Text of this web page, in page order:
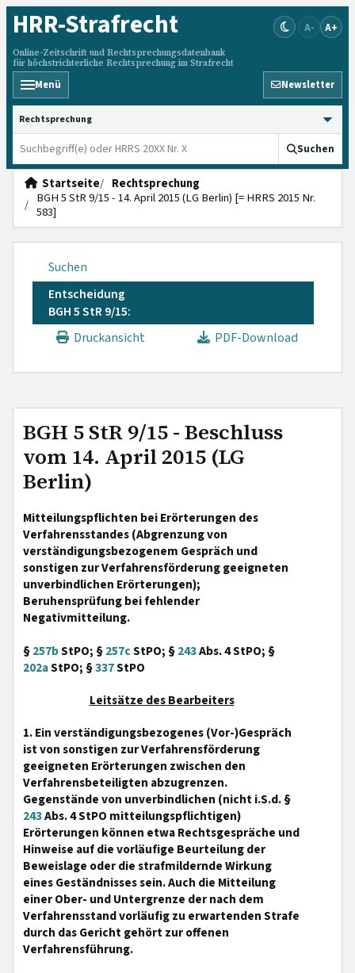
HRR-Strafrecht
Online-Zeitschrift und Rechtsprechungsdatenbank
für höchstrichterliche Rechtsprechung im Strafrecht
A- A+
Menü Newsletter
HRRS durchsuchen
Suchen
Startseite
Rechtsprechung
BGH 5 StR 9/15 - 14. April 2015 (LG Berlin) [= HRRS 2015 Nr.
583]
Suchen
Entscheidung
BGH 5 StR 9/15:
Druckansicht
PDF-Download
BGH 5 StR 9/15 - Beschluss
vom 14. April 2015 (LG
Berlin)
Mitteilungspflichten bei Erörterungen des
Verfahrensstandes (Abgrenzung von
verständigungsbezogenem Gespräch und
sonstigen zur Verfahrensförderung geeigneten
unverbindlichen Erörterungen);
Beruhensprüfung bei fehlender
Negativmitteilung.
§257bStPO; §257cStPO; §243Abs. 4 StPO; §
202aStPO; §337StPO
Leitsätze des Bearbeiters
1. Ein verständigungsbezogenes (Vor-)Gespräch
ist von sonstigen zur Verfahrensförderung
geeigneten Erörterungen zwischen den
Verfahrensbeteiligten abzugrenzen.
Gegenstände von unverbindlichen (nicht i.S.d. §
243Abs. 4 StPO mitteilungspflichtigen)
Erörterungen können etwa Rechtsgespräche und
Hinweise auf die vorläufige Beurteilung der
Beweislage oder die strafmildernde Wirkung
eines Geständnisses sein. Auch die Mitteilung
einer Ober- und Untergrenze der nach dem
Verfahrensstand vorläufig zu erwartenden Strafe
durch das Gericht gehört zur offenen
Verfahrensführung.